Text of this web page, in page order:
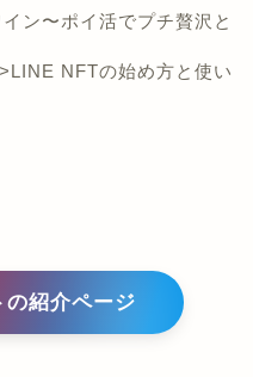
ン〜ポイ活でプチ贅沢と
NFTの始め方と使い
紹介ページ